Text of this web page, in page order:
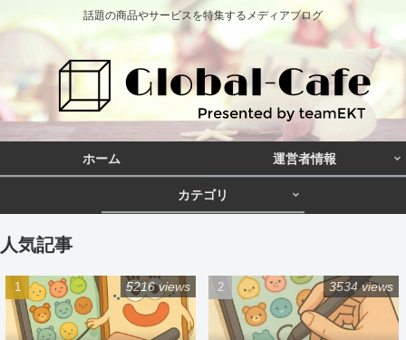
話題の商品やサービスを特集するメディアブログ
ホーム 運営者情報
カテゴリ
人気記事
5216 views 3534 views